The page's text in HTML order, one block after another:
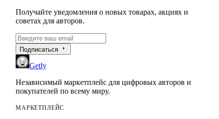
Получайте уведомления о новых товарах, акциях и
советах для авторов.
Подписаться arrow_right
Getly
Независимый маркетплейс для цифровых авторов и
покупателей по всему миру.
МАРКЕТПЛЕЙС